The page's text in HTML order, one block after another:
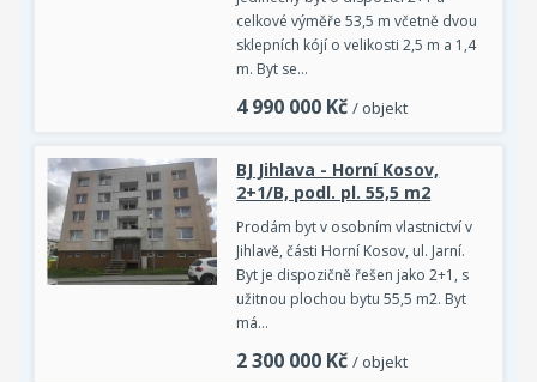
celkové výměře 53,5 m včetně dvou
sklepních kójí o velikosti 2,5 m a 1,4
m. Byt se…
4 990 000 Kč / objekt
BJ Jihlava - Horní Kosov,
2+1/B, podl. pl. 55,5 m2
Prodám byt v osobním vlastnictví v
Jihlavě, části Horní Kosov, ul. Jarní.
Byt je dispozičně řešen jako 2+1, s
užitnou plochou bytu 55,5 m2. Byt
má…
2 300 000 Kč / objekt